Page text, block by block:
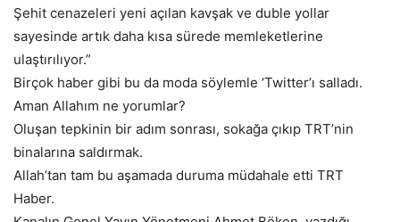
Şehit cenazeleri yeni açılan kavşak ve duble yollar
sayesinde artık daha kısa sürede memleketlerine
ulaştırılıyor.”
Birçok haber gibi bu da moda söylemle ‘Twitter’ı salladı.
Aman Allahım ne yorumlar?
Oluşan tepkinin bir adım sonrası, sokağa çıkıp TRT’nin
binalarına saldırmak.
Allah’tan tam bu aşamada duruma müdahale etti TRT
Haber.